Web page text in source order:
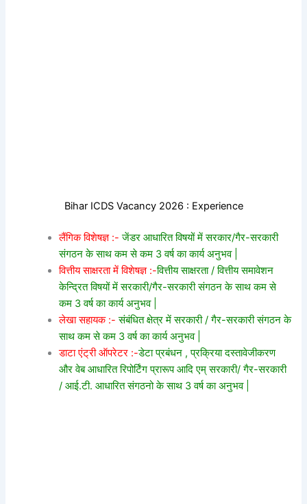
Bihar ICDS Vacancy 2026 : Experience
लैंगिक विशेषज्ञ :- जेंडर आधारित विषयों में सरकार/गैर-सरकारी
संगठन के साथ कम से कम 3 वर्ष का कार्य अनुभव |
वित्तीय साक्षरता में विशेषज्ञ :-वित्तीय साक्षरता / वित्तीय समावेशन
केन्द्रित विषयों में सरकारी/गैर-सरकारी संगठन के साथ कम से
कम 3 वर्ष का कार्य अनुभव |
लेखा सहायक :- संबंधित क्षेत्र में सरकारी / गैर-सरकारी संगठन के
साथ कम से कम 3 वर्ष का कार्य अनुभव |
डाटा एंट्री ऑपरेटर :-डेटा प्रबंधन , प्रक्रिया दस्तावेजीकरण
और वेब आधारित रिपोर्टिंग प्रारूप आदि एम् सरकारी/ गैर-सरकारी
/ आई.टी. आधारित संगठनो के साथ 3 वर्ष का अनुभव |